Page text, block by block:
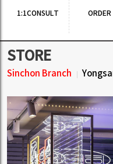
1:1CONSULT ORDER
STORE
Sinchon Branch